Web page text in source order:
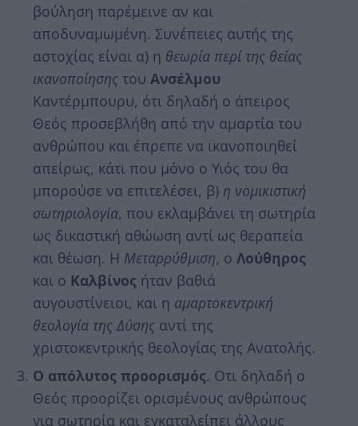
βούληση παρέμεινε αν και
αποδυναμωμένη. Συνέπειες αυτής της
αστοχίας είναι α) η θεωρία περί της θείας
ικανοποίησης τουΑνσέλμου
Καντέρμπουρυ, ότι δηλαδή ο άπειρος
Θεός προσεβλήθη από την αμαρτία του
ανθρώπου και έπρεπε να ικανοποιηθεί
απείρως, κάτι που μόνο ο Υιός του θα
μπορούσε να επιτελέσει, β) η νομικιστική
σωτηριολογία, που εκλαμβάνει τη σωτηρία
ως δικαστική αθώωση αντί ως θεραπεία
και θέωση. Η Μεταρρύθμιση, οΛούθηρος
και ο Καλβίνος ήταν βαθιά
αυγουστίνειοι, και η αμαρτοκεντρική
θεολογία της Δύσης αντί της
χριστοκεντρικής θεολογίας της Ανατολής.
Ο απόλυτος προορισμός. Οτι δηλαδή ο
Θεός προορίζει ορισμένους ανθρώπους
για σωτηρία και εγκαταλείπει άλλους